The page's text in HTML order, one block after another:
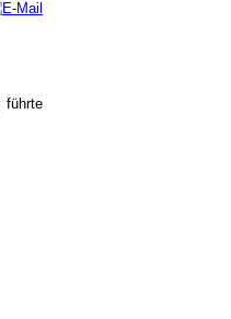
führte